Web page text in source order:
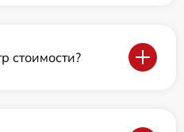
стоимости?